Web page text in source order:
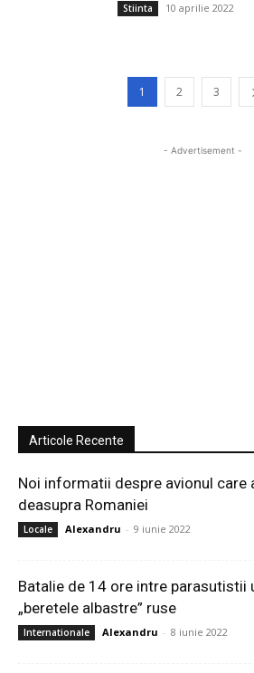
Stiinta 10 aprilie 2022
1 2 3
- Advertisement -
Articole Recente
Noi informatii despre avionul care
deasupra Romaniei
Locale Alexandru - 9 iunie 2022
Batalie de 14 ore intre parasutistii
„beretele albastre” ruse
Internationale Alexandru - 8 iunie 2022